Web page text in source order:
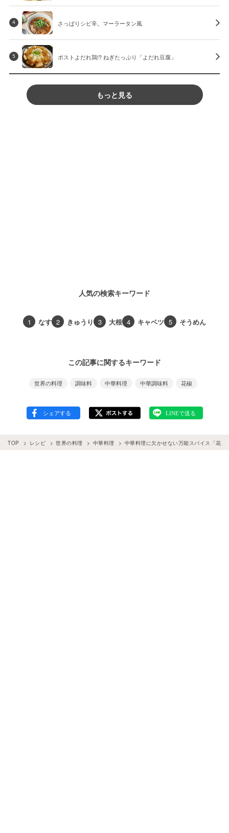
4 さっぱりシビ辛。マーラータン風
5 ポストよだれ鶏!? ねぎたっぷり「よだれ豆腐」
もっと見る
人気の検索キーワード
1 なす 2 きゅうり 3 大根 4 キャベツ 5 そうめん
この記事に関するキーワード
世界の料理 調味料 中華料理 中華調味料 花椒
TOP レシピ 世界の料理 中華料理 中華料理に欠かせない万能スパイス「花